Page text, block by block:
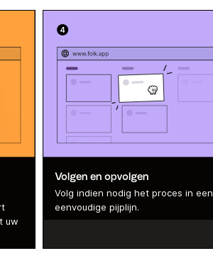
uw
Volgen en opvolgen
Volg indien nodig het proces in een
eenvoudige pijplijn.